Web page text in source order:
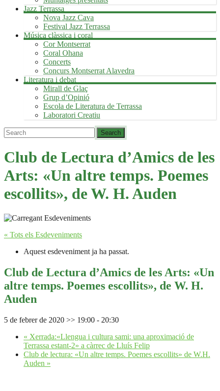
Jazz Terrassa
Nova Jazz Cava
Festival Jazz Terrassa
Música clàssica i coral
Cor Montserrat
Coral Ohana
Concerts
Concurs Montserrat Alavedra
Literatura i debat
Mirall de Glaç
Grup d’Opinió
Escola de Literatura de Terrassa
Laboratori Creatiu
Club de Lectura d’Amics de les
Arts: «Un altre temps. Poemes
escollits», de W. H. Auden
« Tots els Esdeveniments
Aquest esdeveniment ja ha passat.
Club de Lectura d’Amics de les Arts: «Un
altre temps. Poemes escollits», de W. H.
Auden
5 de febrer de 2020 >> 19:00 - 20:30
« Xerrada:«Llengua i cultura sami: una aproximació de
Terrassa estant-2» a càrrec de Lluís Felip
Club de lectura: «Un altre temps. Poemes escollits» de W.H.
Auden »